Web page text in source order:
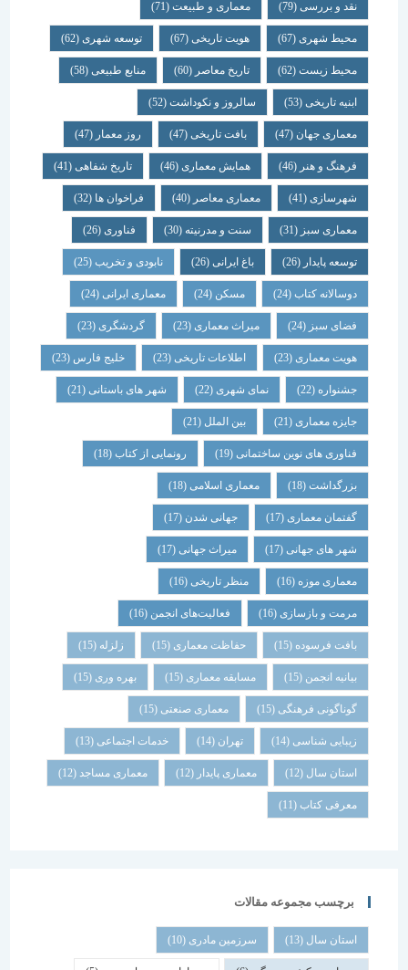
نقد و بررسی (79) معماری و طبیعت (71)
محیط شهری(67) هویت تاریخی(67) توسعه شهری(62)
محیط زیست(62) تاریخ معاصر(60) منابع طبیعی(58)
ابنیه تاریخی(53) سالروز و نکوداشت(52)
معماری جهان (47) بافت تاریخی(47) روز معمار(47)
فرهنگ و هنر(46) همایش معماری (46) تاریخ شفاهی (41)
شهرسازی(41) معماری معاصر(40) فراخوان ها (32)
معماری سبز(31) سنت و مدرنیته(30) فناوری (26)
توسعه پایدار(26) باغ ایرانی(26) نابودی و تخریب(25)
دوسالانه کتاب(24) مسکن (24) معماری ایرانی(24)
فضای سبز(24) میراث معماری (23) گردشگری (23)
هویت معماری (23) اطلاعات تاریخی(23) خلیج فارس(23)
جشنواره(22) نمای شهری(22) شهر های باستانی (21)
جایزه معماری (21) بین الملل(21)
فناوری های نوین ساختمانی(19) رونمایی از کتاب (18)
بزرگداشت (18) معماری اسلامی(18)
گفتمان معماری (17) جهانی شدن(17)
شهر های جهانی(17) میراث جهانی(17)
معماری موزه(16) منظر تاریخی (16)
مرمت و بازسازی(16) فعالیت‌های انجمن(16)
بافت فرسوده (15) حفاظت معماری (15) زلزله
بیانیه انجمن(15) مسابقه معماری (15) بهره وری(15)
گوناگونی فرهنگی (15) معماری صنعتی(15)
زیبایی شناسی (14) تهران خدمات اجتماعی (13)
استان سال(12) معماری پایدار (12) معماری مساجد(12)
معرفی کتاب(11)
برچسب مجموعه مقالات
استان سال(13) سرزمین مادری(10)